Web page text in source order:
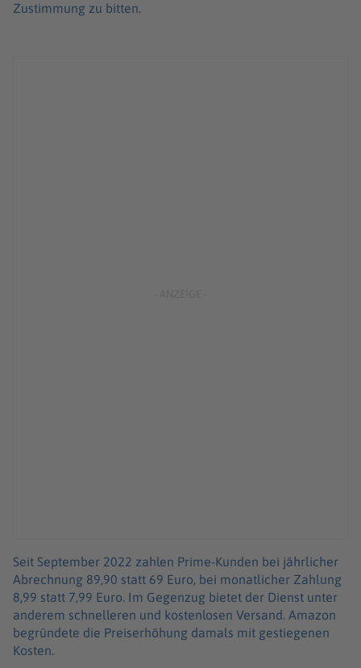
Zustimmung zu bitten.
Seit September 2022 zahlen Prime-Kunden bei jährlicher
Abrechnung 89,90 statt 69 Euro, bei monatlicher Zahlung
8,99 statt 7,99 Euro. Im Gegenzug bietet der Dienst unter
anderem schnelleren und kostenlosen Versand. Amazon
begründete die Preiserhöhung damals mit gestiegenen
Kosten.